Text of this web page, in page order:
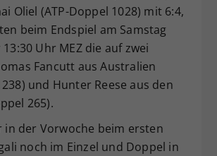
Oliel (ATP-Doppel 1028) mit 6:4,
beim Endspiel am Samstag
Uhr MEZ die auf zwei
Fancutt aus Australien
und Hunter Reese aus den
265).
in der Vorwoche beim ersten
noch im Einzel und Doppel in